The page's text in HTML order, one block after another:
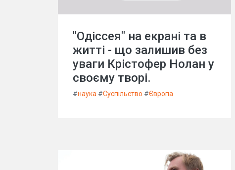
"Одіссея" на екрані та в
житті - що залишив без
уваги Крістофер Нолан у
своєму творі.
#наука #Суспільство #Європа